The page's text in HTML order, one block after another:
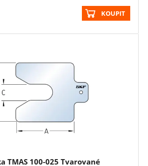
KOUPIT
TMAS 100-025 Tvarované